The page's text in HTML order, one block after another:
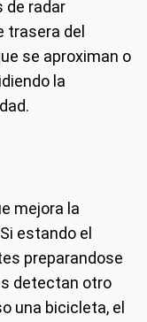
de radar
trasera del
se aproximan o
la
mejora la
estando el
preparandose
detectan otro
una bicicleta, el